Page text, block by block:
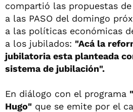
compartió las propuestas
a las PASO del domingo
a las políticas económicas
a los jubilados: "Acá la
jubilatoria esta planteada
sistema de jubilación".
En diálogo con el programa
Hugo" que se emite por el